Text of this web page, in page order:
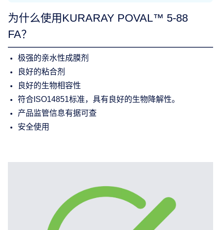
为什么使用KURARAY POVAL™ 5-88
FA？
极强的亲水性成膜剂
良好的粘合剂
良好的生物相容性
符合ISO14851标准，具有良好的生物降解性。
产品监管信息有据可查
安全使用